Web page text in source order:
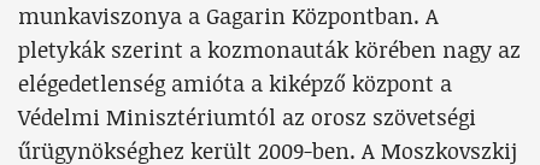
munkaviszonya a Gagarin Központban. A
pletykák szerint a kozmonauták körében nagy az
elégedetlenség amióta a kiképző központ a
Védelmi Minisztériumtól az orosz szövetségi
űrügynökséghez került 2009-ben. A Moszkovszkij